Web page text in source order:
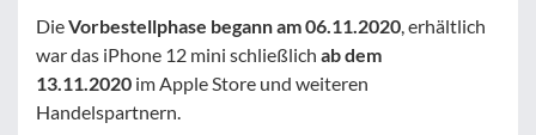
DieVorbestellphase begann am 06.11.2020 , erhältlich
war das iPhone 12 mini schließlich ab dem
13.11.2020 im Apple Store und weiteren
Handelspartnern.